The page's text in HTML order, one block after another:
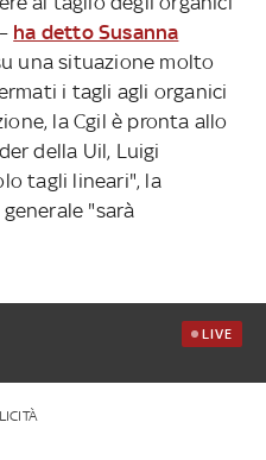
ha detto Susanna
una situazione molto
i tagli agli organici
la Cgil è pronta allo
della Uil, Luigi
tagli lineari", la
"sarà
LIVE